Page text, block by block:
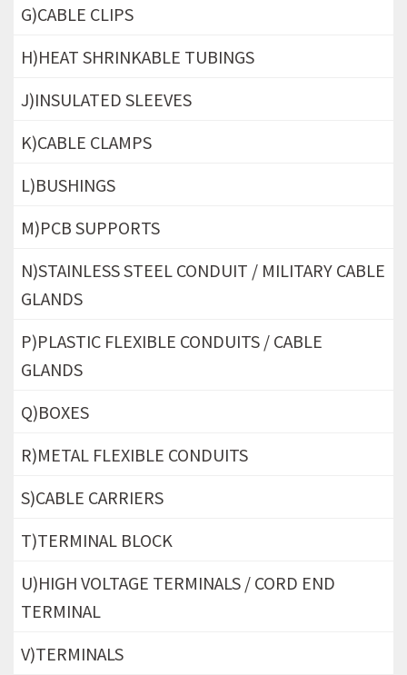
G)CABLE CLIPS
H)HEAT SHRINKABLE TUBINGS
J)INSULATED SLEEVES
K)CABLE CLAMPS
L)BUSHINGS
M)PCB SUPPORTS
N)STAINLESS STEEL CONDUIT / MILITARY CABLE
GLANDS
P)PLASTIC FLEXIBLE CONDUITS / CABLE
GLANDS
Q)BOXES
R)METAL FLEXIBLE CONDUITS
S)CABLE CARRIERS
T)TERMINAL BLOCK
U)HIGH VOLTAGE TERMINALS / CORD END
TERMINAL
V)TERMINALS